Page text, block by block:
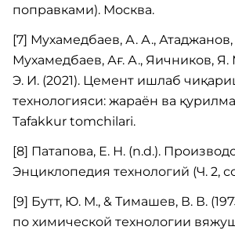
поправками). Москва.
[7] Мухамедбаев, А. А.,
Мухамедбаев, Ағ. А., Яичников, Я.
Э. И. (2021). Цемент ишлаб
технологияси: жараён ва
Tafakkur tomchilari.
[8] Патапова, Е. Н. (n.d.).
Энциклопедия технологий (Ч. 2,
[9] Бутт, Ю. М., & Тимашев, В. В.
по химической технологии